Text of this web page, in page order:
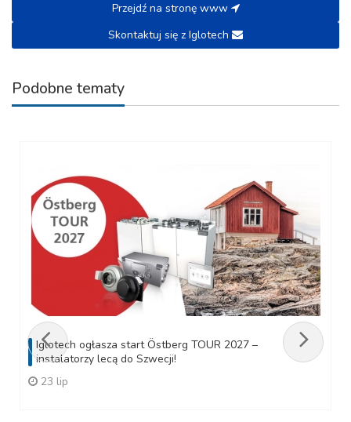
Przejdź na stronę www
Skontaktuj się z Iglotech
Podobne tematy
Iglotech ogłasza start Östberg TOUR 2027 –
instalatorzy lecą do Szwecji!
23 lip